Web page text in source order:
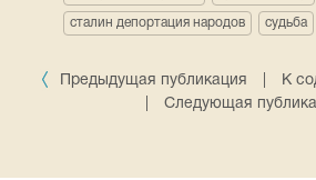
сталин депортация народов судьба
Предыдущая публикация
К
Следующая